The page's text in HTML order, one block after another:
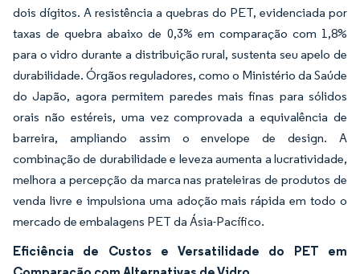
dois dígitos. A resistência a quebras do PET, evidenciada por
taxas de quebra abaixo de 0,3% em comparação com 1,8%
para o vidro durante a distribuição rural, sustenta seu apelo de
durabilidade. Órgãos reguladores, como o Ministério da Saúde
do Japão, agora permitem paredes mais finas para sólidos
orais não estéreis, uma vez comprovada a equivalência de
barreira, ampliando assim o envelope de design. A
combinação de durabilidade e leveza aumenta a lucratividade,
melhora a percepção da marca nas prateleiras de produtos de
venda livre e impulsiona uma adoção mais rápida em todo o
mercado de embalagens PET da Ásia-Pacífico.
Eficiência de Custos e Versatilidade do PET em